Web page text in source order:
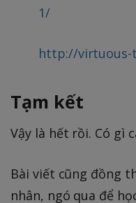
1/
http://virtuous-
Tạm kết
Vậy là hết rồi. Có gì
Bài viết cũng đồng
nhân, ngó qua để